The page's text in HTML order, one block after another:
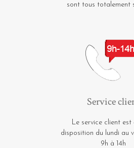
sont tous totalement
Service
Le service client est
disposition du lundi au
9h à 14h